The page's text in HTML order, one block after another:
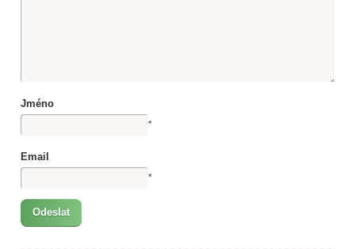
Jméno
*
Email
*